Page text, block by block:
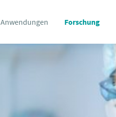
Anwendungen Forschung